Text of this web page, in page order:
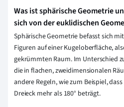
Was ist sphärische Geometrie
sich von der euklidischen
Sphärische Geometrie befasst sich
Figuren auf einer Kugeloberfläche,
gekrümmten Raum. Im Unterschied
die in flachen, zweidimensionalen
andere Regeln, wie zum Beispiel,
Dreieck mehr als 180° beträgt.